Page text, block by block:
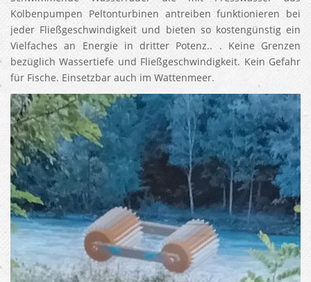
Kolbenpumpen Peltonturbinen antreiben funktionieren bei
jeder Fließgeschwindigkeit und bieten so kostengünstig ein
Vielfaches an Energie in dritter Potenz.. . Keine Grenzen
bezüglich Wassertiefe und Fließgeschwindigkeit. Kein Gefahr
für Fische. Einsetzbar auch im Wattenmeer.